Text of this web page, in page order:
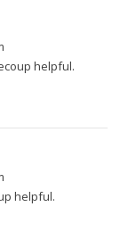
helpful.
helpful.